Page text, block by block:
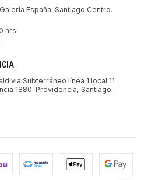
España. Santiago Centro.
hrs.
Subterráneo línea 1 local 11
1880. Providencia, Santiago.